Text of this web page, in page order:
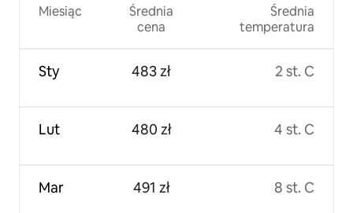
Miesiąc
Sty
Lut
Mar
Średnia
cena
483 zł
480 zł
491 zł
Średnia
temperatura
2 st. C
4 st. C
8 st. C